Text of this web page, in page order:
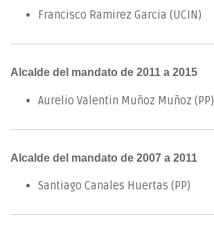
Francisco Ramirez Garcia (UCIN)
Alcalde del mandato de 2011 a 2015
Aurelio Valentin Muñoz Muñoz (PP)
Alcalde del mandato de 2007 a 2011
Santiago Canales Huertas (PP)